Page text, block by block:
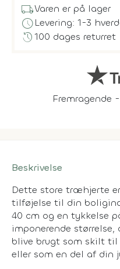
local_shippingVaren er på lager
scheduleLevering: 1-3
history100 dages returret
Fremragende
Beskrivelse
Dette store træhjerte
tilføjelse til din
40 cm og en tykkelse
imponerende
blive brugt som skilt
eller som en del af din